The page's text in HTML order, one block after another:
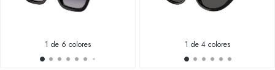
1 de 6 colores 1 de 4 colores